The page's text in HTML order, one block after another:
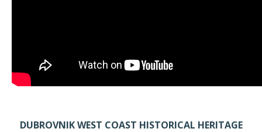
DUBROVNIK WEST COAST HISTORICAL HERITAGE